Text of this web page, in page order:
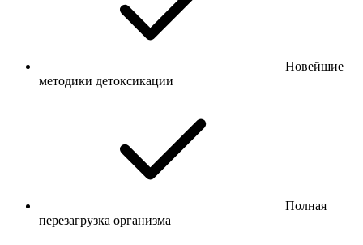
Новейшие
методики детоксикации
Полная
перезагрузка организма